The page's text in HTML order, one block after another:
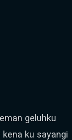
geluhku
ku sayangi